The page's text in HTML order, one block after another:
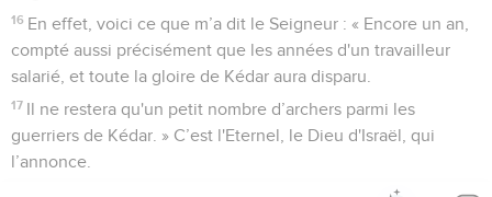
mourrons ! » dit-on.
14 L'Eternel, le maître de l’univers, me l'a révélé : « Non, cette
faute ne vous sera pas pardonnée, jusqu’à votre mort. » C’est
le Seigneur, l'Eternel, le maître de l’univers, qui le dit.
L'administrateur Chebna doit perdre sa